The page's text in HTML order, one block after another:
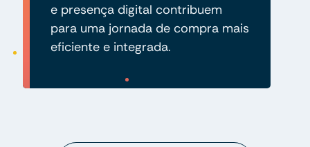
e presença digital contribuem
para uma jornada de compra mais
eficiente e integrada.